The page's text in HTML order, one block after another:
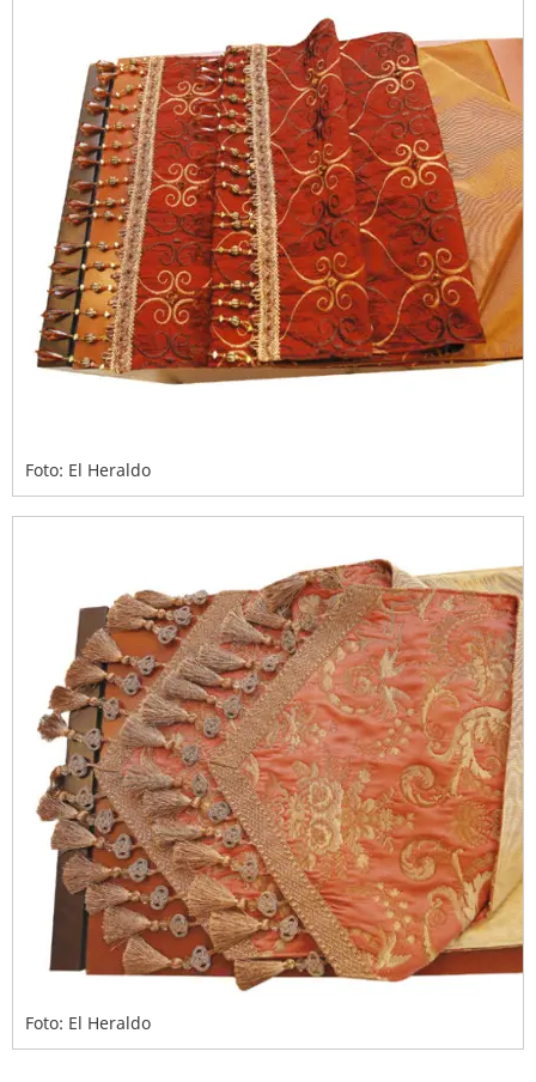
Foto: El Heraldo
Foto: El Heraldo